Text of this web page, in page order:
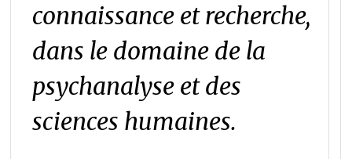
connaissance et recherche,
dans le domaine de la
psychanalyse et des
sciences humaines.